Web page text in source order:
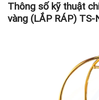
Thông số kỹ thuật
vàng (LẮP RÁP)